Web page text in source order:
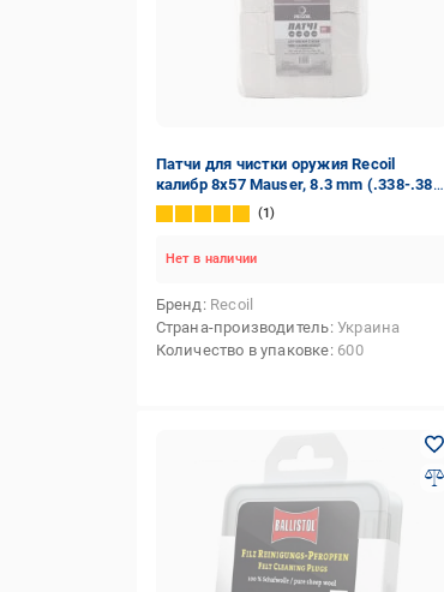
Патчи для чистки оружия Recoil
калибр 8x57 Mauser, 8.3 mm (.338-.38);
9 mm; 9x18; 9x19; 9x21; 9,3 mm
(.360-.372) 600 шт.
1
Нет в наличии
Бренд Recoil
Страна-производитель Украина
Количество в упаковке 600